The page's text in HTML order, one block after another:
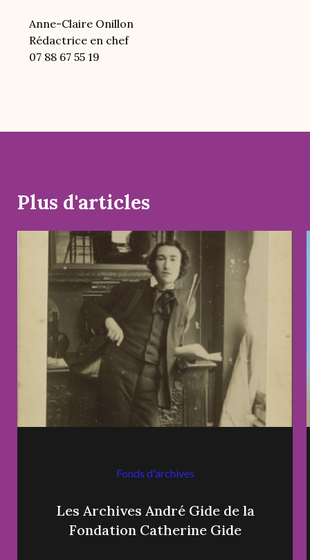
Anne-Claire Onillon
Rédactrice en chef
07 88 67 55 19
Plus d'articles
Fonds d'archives
Les Archives André Gide de la
Fondation Catherine Gide